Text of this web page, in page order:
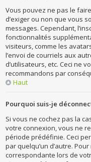
Vous pouvez ne pas le
d’exiger ou non que vous
messages. Cependant,
fonctionnalités
visiteurs, comme les
l’envoi de courriels aux
d’utilisateurs, etc. Ceci ne
recommandons par
Haut
Pourquoi suis-je
Si vous ne cochez pas la
votre connexion, vous ne
période prédéfinie. Ceci
par quelqu’un d’autre.
correspondante lors de